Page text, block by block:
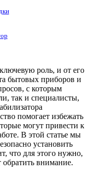
роль, и от его
бытовых приборов и
с которым
так и специалисты,
помогает избежать
могут привести к
В этой статье мы
установить
что для этого нужно,
обратить внимание.